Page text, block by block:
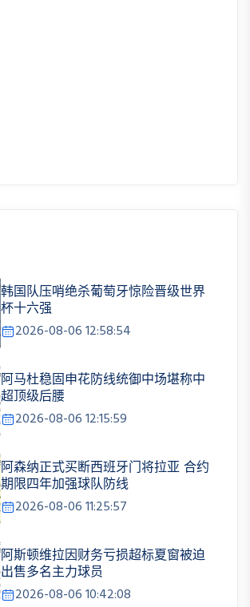
韩国队压哨绝杀葡萄牙惊险晋级世界
杯十六强
2026-08-06 12:58:54
阿马杜稳固申花防线统御中场堪称中
超顶级后腰
2026-08-06 12:15:59
阿森纳正式买断西班牙门将拉亚 合约
期限四年加强球队防线
2026-08-06 11:25:57
阿斯顿维拉因财务亏损超标夏窗被迫
出售多名主力球员
2026-08-06 10:42:08